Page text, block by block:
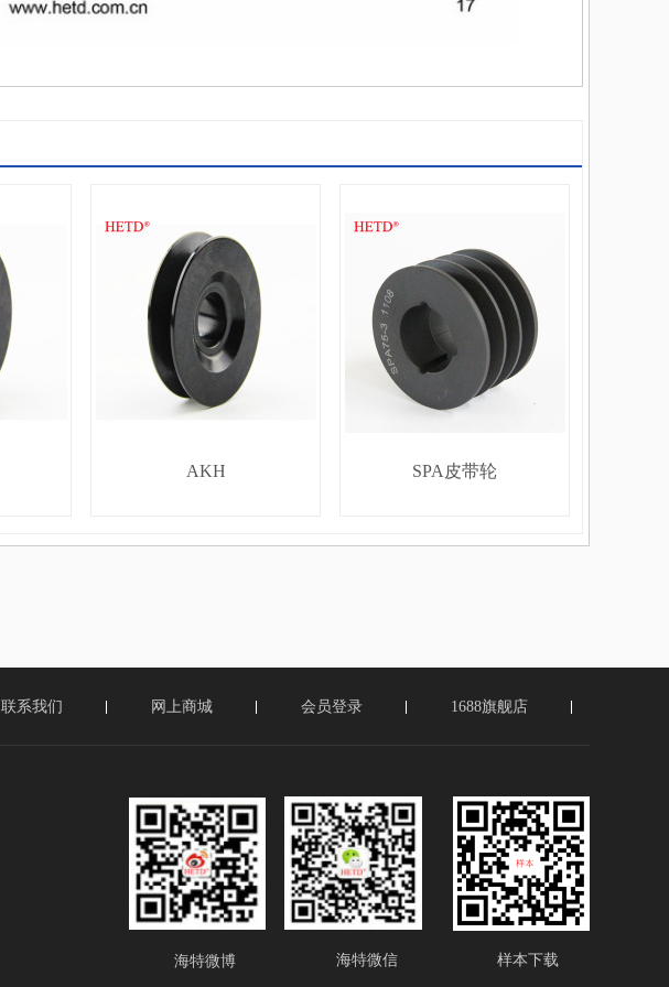
AKH SPA皮带轮
联系我们 网上商城 会员登录 1688旗舰店
海特微博 海特微信 样本下载